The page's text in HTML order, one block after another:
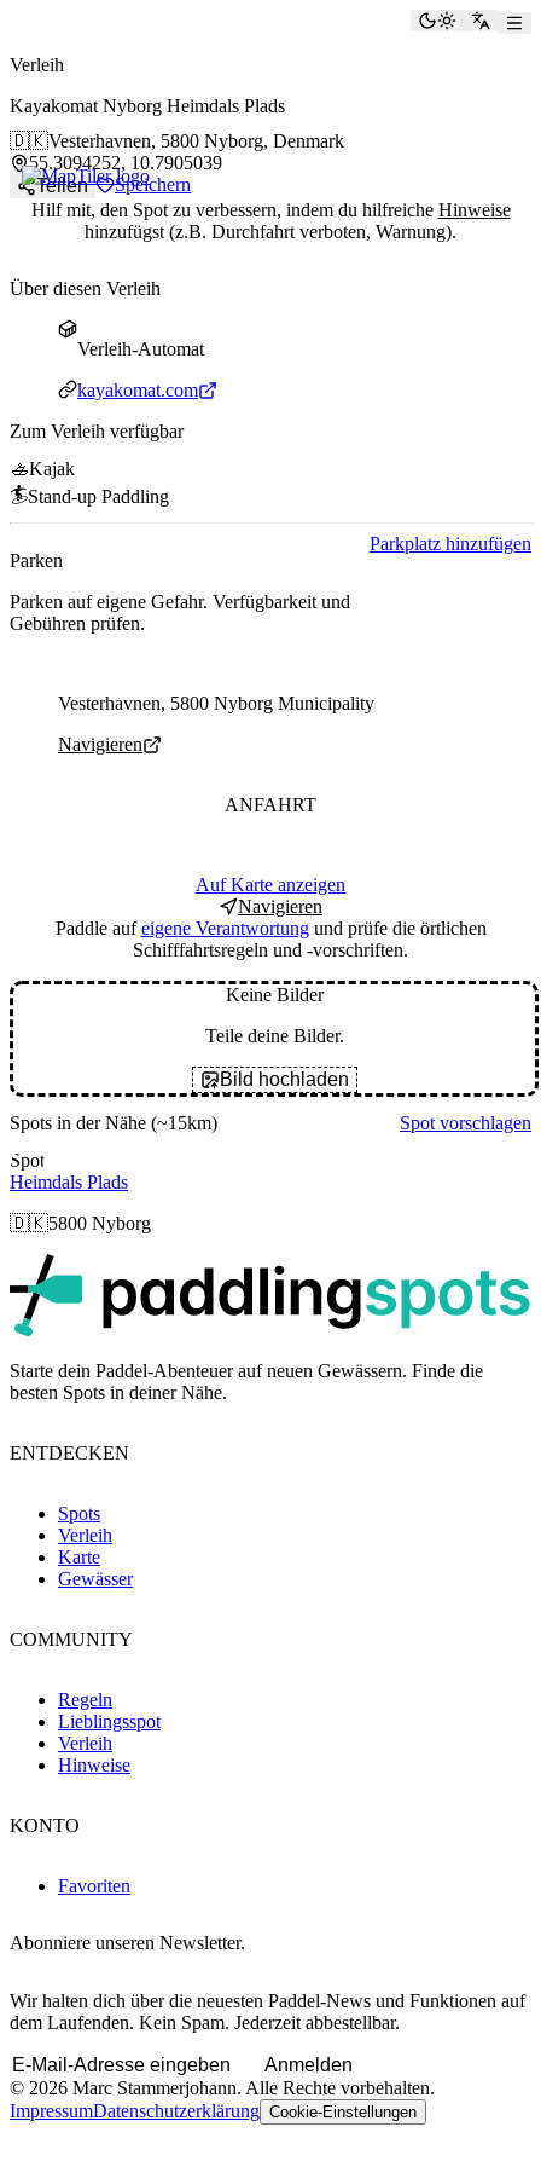
Zu
Verleih
Kayakomat Nyborg Heimdals Plads
🇩🇰Vesterhavnen, 5800 Nyborg, Denmark
55.3094252, 10.7905039
Teilen
Speichern
Hilf mit, den Spot zu verbessern, indem du hilfreiche Hinweise
hinzufügst (z.B. Durchfahrt verboten, Warnung).
Über diesen Verleih
Verleih-Automat
Verleih-Automat
Webseitekayakomat.com
Zum Verleih verfügbar
🚣Kajak
🏄Stand-up Paddling
Parken
Parken auf eigene Gefahr. Verfügbarkeit und
Gebühren prüfen.
Parkplatz hinzufügen
Vesterhavnen, 5800 Nyborg Municipality
Navigieren
ANFAHRT
Auf Karte anzeigen
Navigieren
Paddle aufeigene Verantwortungund prüfe die örtlichen
Schifffahrtsregeln und -vorschriften.
Keine Bilder
Teile deine Bilder.
Bild hochladen
Spots in der Nähe (~15km)
Spot vorschlagen
Spot
Heimdals Plads
🇩🇰5800 Nyborg
Starte dein Paddel-Abenteuer auf neuen Gewässern. Finde die
besten Spots in deiner Nähe.
ENTDECKEN
Spots
Verleih
Karte
Gewässer
COMMUNITY
Regeln
Lieblingsspot
Verleih
Hinweise
KONTO
Favoriten
Abonniere unseren Newsletter.
Wir halten dich über die neuesten Paddel-News und Funktionen auf
dem Laufenden. Kein Spam. Jederzeit abbestellbar.
Anmelden
© 2026 Marc Stammerjohann. Alle Rechte vorbehalten.
ImpressumDatenschutzerklärung Cookie-Einstellungen